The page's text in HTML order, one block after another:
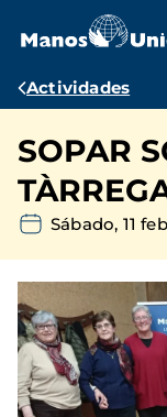
contenido
Ruta
Actividades
SOPAR
Sábado, 11